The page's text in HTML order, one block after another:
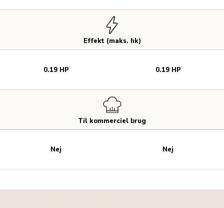
Effekt (maks. hk)
Til kommerciel brug
0.19 HP
Nej
0.19 HP
Nej